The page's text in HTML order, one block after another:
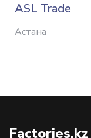
ASL Trade
Астана
Factories.kz